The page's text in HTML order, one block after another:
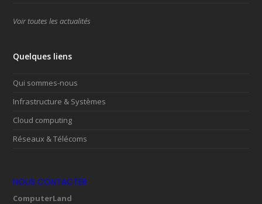
Voir toutes les actualités
Quelques liens
Qui sommes-nous
Infrastructure & Systèmes
Cloud computing
Réseaux & Télécoms
NOUS CONTACTER
ComputerLand